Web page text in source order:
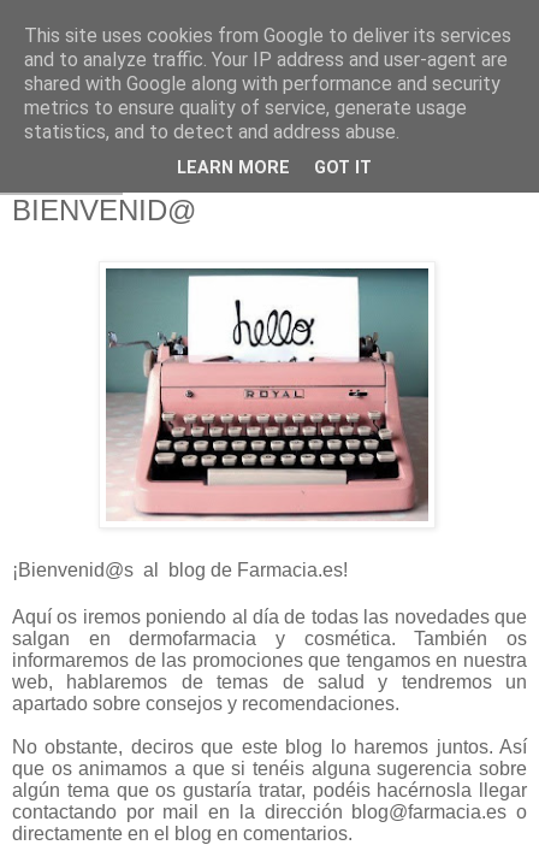
BIENVENID@
¡Bienvenid@s al blog de Farmacia.es!
Aquí os iremos poniendo al día de todas las novedades que
salgan en dermofarmacia y cosmética. También os
informaremos de las promociones que tengamos en nuestra
web, hablaremos de temas de salud y tendremos un
apartado sobre consejos y recomendaciones.
No obstante, deciros que este blog lo haremos juntos. Así
que os animamos a que si tenéis alguna sugerencia sobre
algún tema que os gustaría tratar, podéis hacérnosla llegar
contactando por mail en la dirección blog@farmacia.es o
directamente en el blog en comentarios.
This site uses cookies from Google to deliver its services
and to analyze traffic. Your IP address and user-agent are
shared with Google along with performance and security
metrics to ensure quality of service, generate usage
statistics, and to detect and address abuse.
LEARN MORE GOT IT